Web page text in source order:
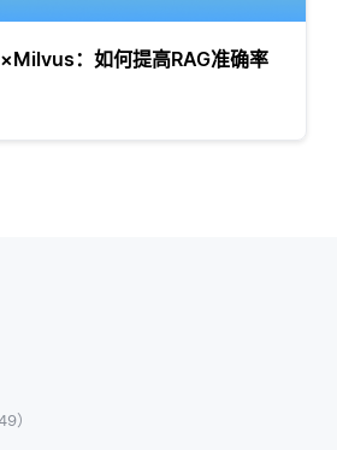
：如何提高RAG准确率
）